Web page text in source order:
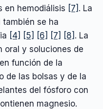
en hemodiálisis [7] . La
se ha
[4] [5] [6] [7] [8] . La
oral y soluciones de
función de la
de las bolsas y de la
del fósforo con
magnesio.